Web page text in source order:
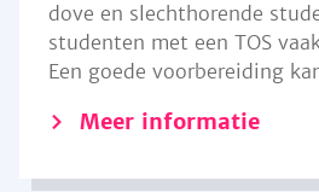
dove en slechthorende
studenten met een TOS
Een goede voorbereiding
Meer informatie